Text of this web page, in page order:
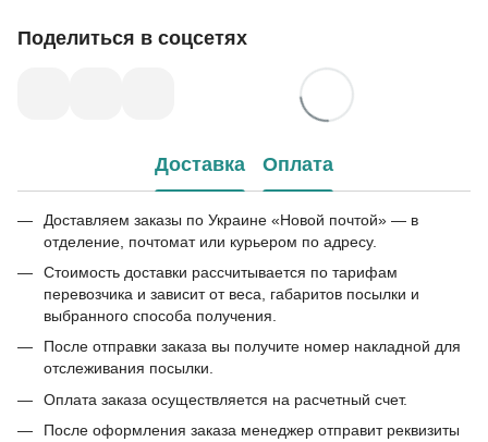
Поделиться в соцсетях
Доставка Оплата
Доставляем заказы по Украине «Новой почтой» — в
отделение, почтомат или курьером по адресу.
Стоимость доставки рассчитывается по тарифам
перевозчика и зависит от веса, габаритов посылки и
выбранного способа получения.
После отправки заказа вы получите номер накладной для
отслеживания посылки.
Оплата заказа осуществляется на расчетный счет.
После оформления заказа менеджер отправит реквизиты